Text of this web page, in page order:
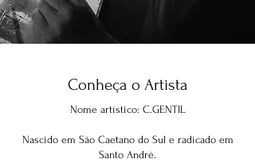
Conheça o Artista
Nome artístico: C.GENTIL
Nascido em São Caetano do Sul e radicado em
Santo André.